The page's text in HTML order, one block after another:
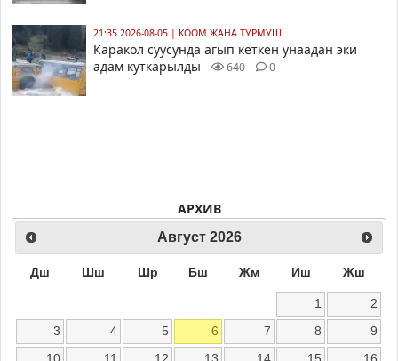
21:35 2026-08-05 | КООМ ЖАНА ТУРМУШ
Каракол суусунда агып кеткен унаадан эки
адам куткарылды
640 0
АРХИВ
Август 2026
Дш Шш Шр Бш Жм Иш Жш
1
2
3
4 5 6 7 8
9